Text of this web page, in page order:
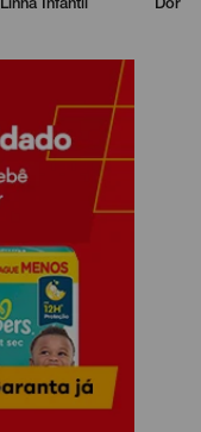
Linha Infantil Dor e